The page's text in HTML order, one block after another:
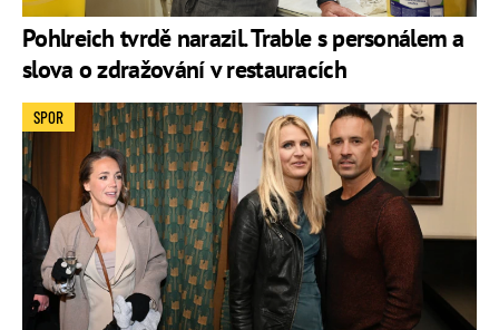
Pohlreich tvrdě narazil. Trable s personálem a
slova o zdražování v restauracích
SPOR